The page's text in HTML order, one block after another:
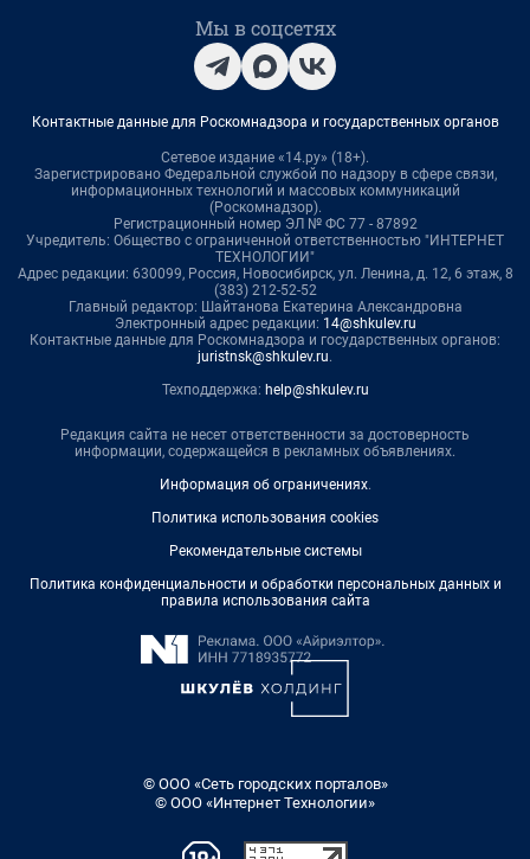
Мы в соцсетях
Контактные данные для Роскомнадзора и государственных органов
Сетевое издание «14.ру» (18+).
Зарегистрировано Федеральной службой по надзору в сфере связи,
информационных технологий и массовых коммуникаций
(Роскомнадзор).
Регистрационный номер ЭЛ № ФС 77 - 87892
Учредитель: Общество с ограниченной ответственностью "ИНТЕРНЕТ
ТЕХНОЛОГИИ"
Адрес редакции: 630099, Россия, Новосибирск, ул. Ленина, д. 12, 6 этаж, 8
(383) 212-52-52
Главный редактор: Шайтанова Екатерина Александровна
Электронный адрес редакции: 14@shkulev.ru
Контактные данные для Роскомнадзора и государственных органов:
juristnsk@shkulev.ru.
Техподдержка: help@shkulev.ru
Редакция сайта не несет ответственности за достоверность
информации, содержащейся в рекламных объявлениях.
Информация об ограничениях.
Политика использования cookies
Рекомендательные системы
Политика конфиденциальности и обработки персональных данных и
правила использования сайта
© ООО «Сеть городских порталов»
© ООО «Интернет Технологии»